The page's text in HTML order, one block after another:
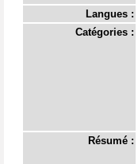
Langues :
Catégories :
Résumé :